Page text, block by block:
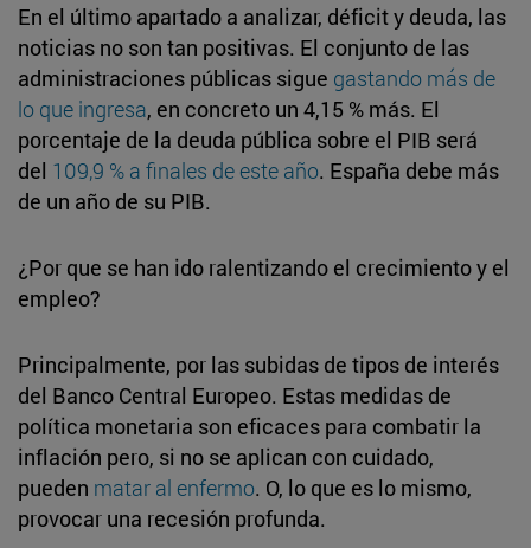
En el último apartado a analizar, déficit y deuda, las
noticias no son tan positivas. El conjunto de las
administraciones públicas sigue gastando más de
lo que ingresa, en concreto un 4,15 % más. El
porcentaje de la deuda pública sobre el PIB será
del 109,9 % a finales de este año. España debe más
de un año de su PIB.
¿Por que se han ido ralentizando el crecimiento y el
empleo?
Principalmente, por las subidas de tipos de interés
del Banco Central Europeo. Estas medidas de
política monetaria son eficaces para combatir la
inflación pero, si no se aplican con cuidado,
pueden matar al enfermo. O, lo que es lo mismo,
provocar una recesión profunda.